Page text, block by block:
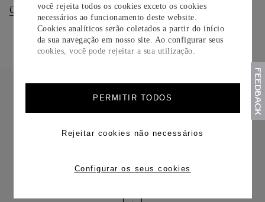
você rejeita todos os cookies exceto os cookies
necessários ao funcionamento deste website.
Cookies analíticos serão coletados a partir do início
da sua navegação em nosso site. Ao configurar seus
cookies, você pode rejeitar a sua utilização.
PERMITIR TODOS
Rejeitar cookies não necessários
Configurar os seus cookies
Consultar Entregas Consultar Devoluções